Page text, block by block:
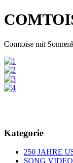
Comtoise mit
Kategorie
250 JAHRE
SONG